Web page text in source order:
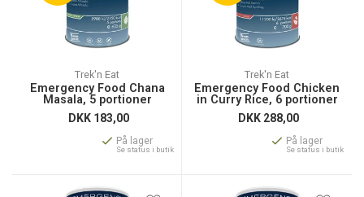
Trek'n Eat
Emergency Food Chana
Masala, 5 portioner
DKK 183,00
På lager
Se status i butik
Trek'n Eat
Emergency Food Chicken
in Curry Rice, 6 portioner
DKK 288,00
På lager
Se status i butik